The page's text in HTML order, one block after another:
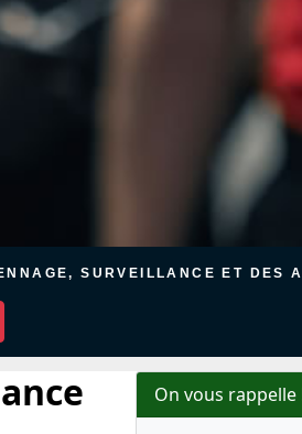
SURVEILLANCE ET DES
On vous rappelle